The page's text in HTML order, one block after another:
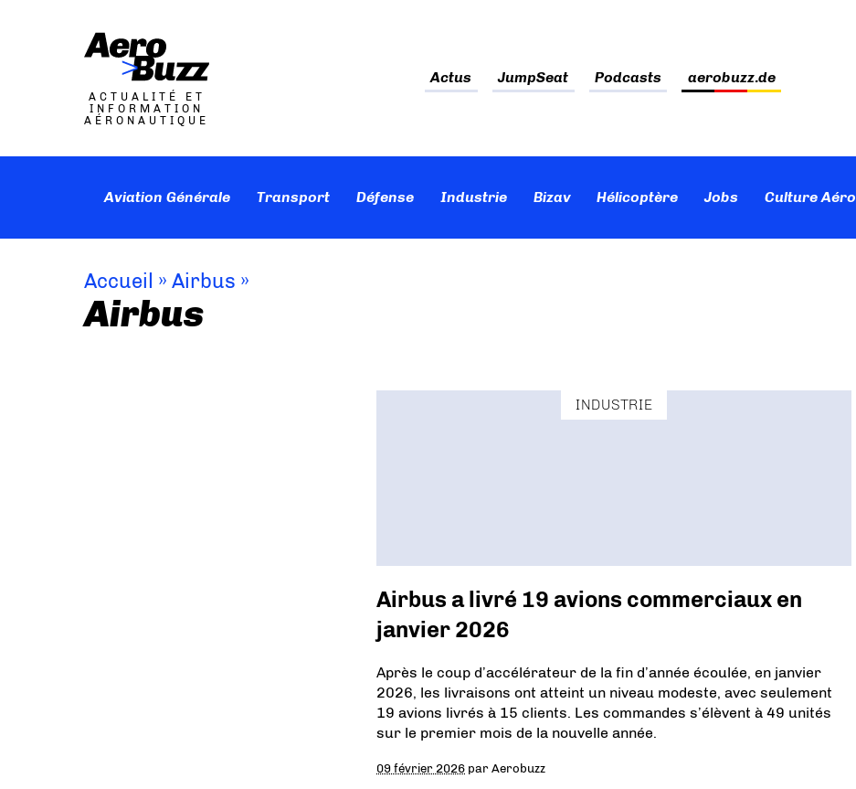
ACTUALITÉ ET
INFORMATION
AÉRONAUTIQUE
Actus JumpSeat Podcasts aerobuzz.de
Aviation Générale Transport Défense Industrie Bizav Hélicoptère Jobs Culture Aéro
Accueil » Airbus »
Airbus
INDUSTRIE
Airbus a livré 19 avions commerciaux en
janvier 2026
Après le coup d’accélérateur de la fin d’année écoulée, en janvier
2026, les livraisons ont atteint un niveau modeste, avec seulement
19 avions livrés à 15 clients. Les commandes s’élèvent à 49 unités
sur le premier mois de la nouvelle année.
09 février 2026 parAerobuzz